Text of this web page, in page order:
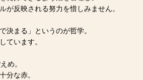
が反映される努力を惜しみません。
決まる」というのが哲学。
ています。
め。
分な赤。